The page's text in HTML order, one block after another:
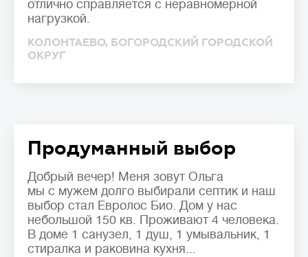
отлично справляется с неравномерной
нагрузкой.
КОЛОНТАЕВО, БОГОРОДСКИЙ ГОРОДСКОЙ
ОКРУГ
Продуманный выбор
Добрый вечер! Меня зовут Ольга
мы с мужем долго выбирали септик и наш
выбор стал Евролос Био. Дом у нас
небольшой 150 кв. Проживают 4 человека.
В доме 1 санузел, 1 душ, 1 умывальник, 1
стиралка и раковина кухня...